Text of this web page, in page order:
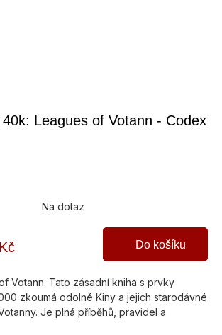
Leagues of Votann - Codex
Na dotaz
Do košíku
Votann. Tato zásadní kniha s prvky
zkoumá odolné Kiny a jejich starodávné
Je plná příběhů, pravidel a